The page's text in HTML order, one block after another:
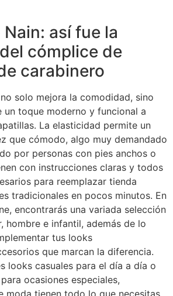
así fue la
cómplice de
carabinero
solo mejora la comodidad, sino
un toque moderno y funcional a
La elasticidad permite un
que cómodo, algo muy demandado
por personas con pies anchos o
con instrucciones claras y todos
para reemplazar tienda
tradicionales en pocos minutos. En
encontrarás una variada selección
hombre e infantil, además de lo
tus looks
que marcan la diferencia.
looks casuales para el día a día o
ocasiones especiales,
moda tienen todo lo que necesitas